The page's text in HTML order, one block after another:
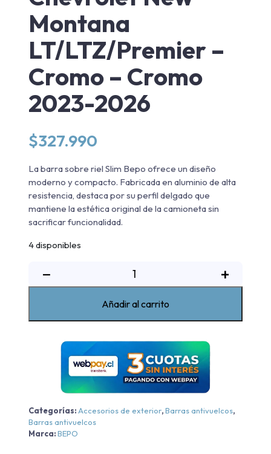
Montana
LT/LTZ/Premier –
Cromo – Cromo
2023-2026
$327.990
La barra sobre riel Slim Bepo ofrece un diseño
moderno y compacto. Fabricada en aluminio de alta
resistencia, destaca por su perfil delgado que
mantiene la estética original de la camioneta sin
sacrificar funcionalidad.
4 disponibles
−
Sobre
Chevrolet
New
Montana
LT/LTZ/Premier
Cromo
-
+
Añadir al carrito
Categorías: Accesorios de exterior,Barras antivuelcos,
Barras antivuelcos
Marca:BEPO